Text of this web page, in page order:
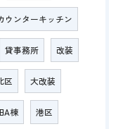
ウンターキッチン
貸事務所 改装
区 大改装
A棟 港区